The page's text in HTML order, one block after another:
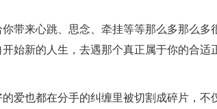
带来心跳、思念、牵挂等等那么多那么多
始新的人生，去遇那个真正属于你的合适
爱也都在分手的纠缠里被切割成碎片，不